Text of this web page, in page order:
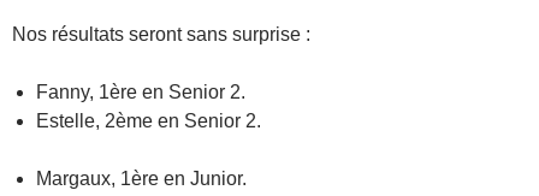
Nos résultats seront sans surprise :
Fanny, 1ère en Senior 2.
Estelle, 2ème en Senior 2.
Margaux, 1ère en Junior.